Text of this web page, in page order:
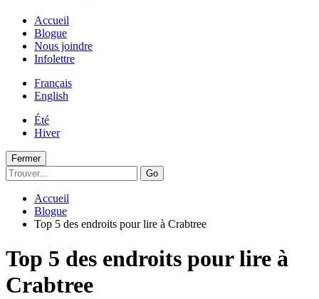
Accueil
Blogue
Nous joindre
Infolettre
Français
English
Été
Hiver
Fermer
Go
Accueil
Blogue
Top 5 des endroits pour lire à Crabtree
Top 5 des endroits pour lire à
Crabtree